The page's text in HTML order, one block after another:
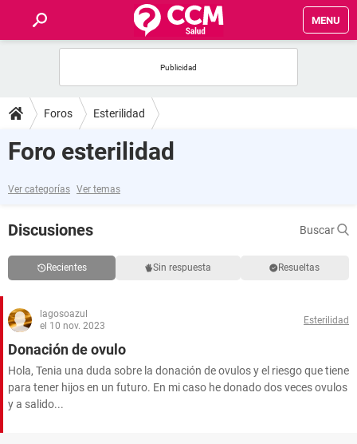
MENU
FOROS
SALUD
FAMILIA
NUTRICIÓN
BIENESTAR
SEXUALIDAD
GLOSARIO
Foros Esterilidad
Foro esterilidad
Ver categorías Ver temas
Discusiones Buscar
Recientes Sin respuesta Resueltas
lagosoazul
el 10 nov. 2023
Esterilidad
Donación de ovulo
Hola, Tenia una duda sobre la donación de ovulos y el riesgo que tiene
para tener hijos en un futuro. En mi caso he donado dos veces ovulos
y a salido...